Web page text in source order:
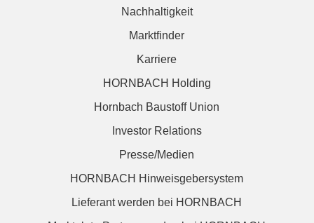
Nachhaltigkeit
Marktfinder
Karriere
HORNBACH Holding
Hornbach Baustoff Union
Investor Relations
Presse/Medien
HORNBACH Hinweisgebersystem
Lieferant werden bei HORNBACH